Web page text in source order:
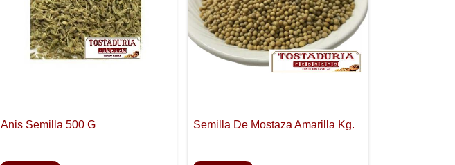
Anis Semilla 500 G Semilla De Mostaza Amarilla Kg.